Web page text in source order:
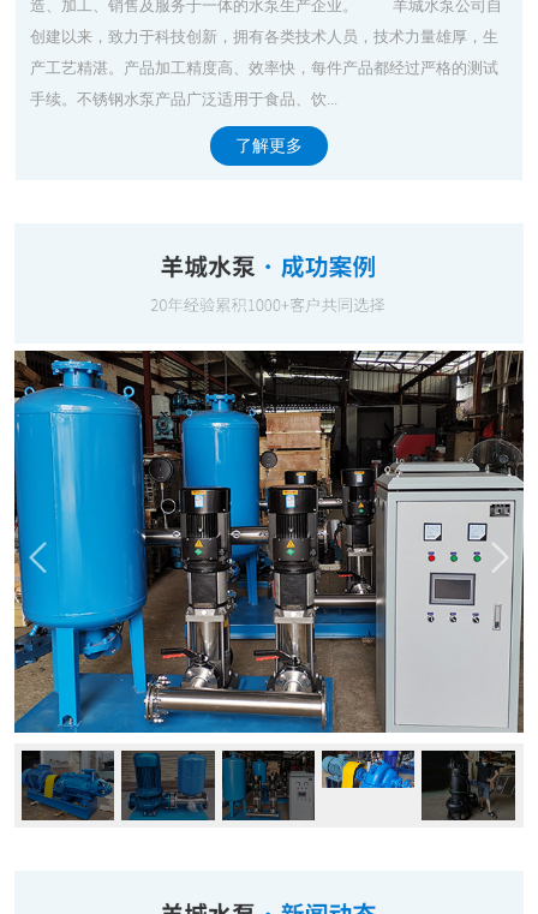
造、加工、销售及服务于一体的水泵生产企业。 羊城水泵公司自
创建以来，致力于科技创新，拥有各类技术人员，技术力量雄厚，生
产工艺精湛。产品加工精度高、效率快，每件产品都经过严格的测试
手续。不锈钢水泵产品广泛适用于食品、饮...
了解更多